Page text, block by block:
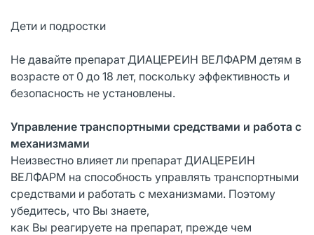
Дети и подростки
Не давайте препарат ДИАЦЕРЕИН ВЕЛФАРМ детям в
возрасте от 0 до 18 лет, поскольку эффективность и
безопасность не установлены.
Управление транспортными средствами и работа с
механизмами
Неизвестно влияет ли препарат ДИАЦЕРЕИН
ВЕЛФАРМ на способность управлять транспортными
средствами и работать с механизмами. Поэтому
убедитесь, что Вы знаете,
как Вы реагируете на препарат, прежде чем